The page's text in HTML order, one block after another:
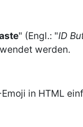
" (Engl.: "ID
werden.
in HTML